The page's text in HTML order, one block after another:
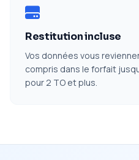
Restitution incluse
Vos données vous
compris dans le forfait
pour 2 TO et plus.